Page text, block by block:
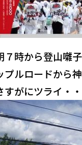
７時から登山囃
プルロードから
すがにツライ・・